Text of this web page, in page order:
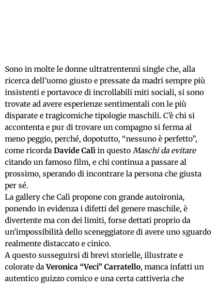
Sono in molte le donne ultratrentenni single che, alla
ricerca dell’uomo giusto e pressate da madri sempre più
insistenti e portavoce di incrollabili miti sociali, si sono
trovate ad avere esperienze sentimentali con le più
disparate e tragicomiche tipologie maschili. C’è chi si
accontenta e pur di trovare un compagno si ferma al
meno peggio, perché, dopotutto, “nessuno è perfetto”,
come ricorda Davide Calì in questo Maschi da evitare
citando un famoso film, e chi continua a passare al
prossimo, sperando di incontrare la persona che giusta
per sé.
La gallery che Calì propone con grande autoironia,
ponendo in evidenza i difetti del genere maschile, è
divertente ma con dei limiti, forse dettati proprio da
un’impossibilità dello sceneggiatore di avere uno sguardo
realmente distaccato e cinico.
A questo susseguirsi di brevi storielle, illustrate e
colorate daVeronica “Veci” Carratello, manca infatti un
autentico guizzo comico e una certa cattiveria che